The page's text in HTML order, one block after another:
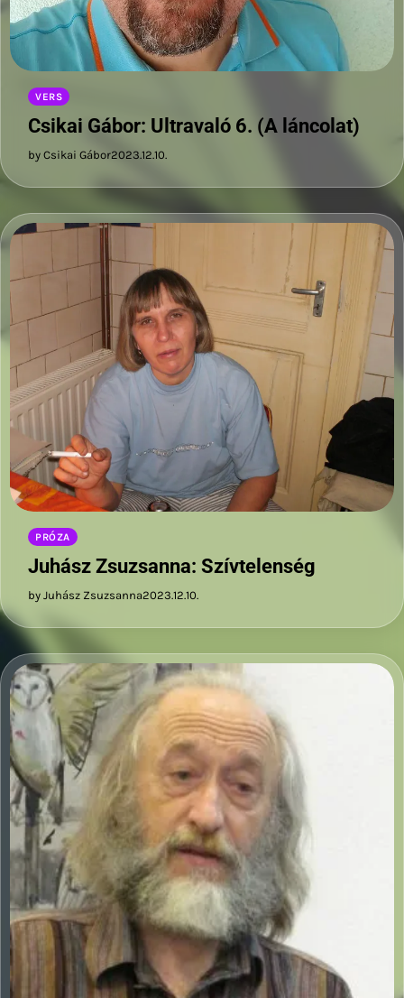
VERS
Csikai Gábor: Ultravaló 6. (A láncolat)
by Csikai Gábor2023.12.10.
PRÓZA
Juhász Zsuzsanna: Szívtelenség
by Juhász Zsuzsanna2023.12.10.